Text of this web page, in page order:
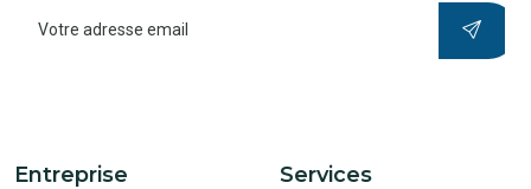
Entreprise Services